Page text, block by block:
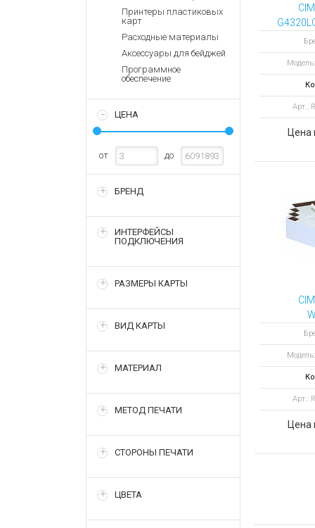
Запасные
части
Терминалы
оплаты
Архивные
Зарядные
Архивные
Принтеры пластиковых
карт
Расходные материалы
Аксессуары для бейджей
Программное
обеспечение
ЦЕНА
от до
БРЕНД
ИНТЕРФЕЙСЫ
ПОДКЛЮЧЕНИЯ
РАЗМЕРЫ КАРТЫ
ВИД КАРТЫ
МАТЕРИАЛ
МЕТОД ПЕЧАТИ
СТОРОНЫ ПЕЧАТИ
ЦВЕТА
Арт.:
Цена
Арт.:
Цена